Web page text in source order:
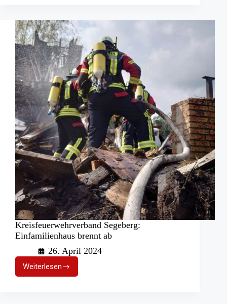
Kreisfeuerwehrverband Segeberg:
Einfamilienhaus brennt ab
26. April 2024
WeiterlesenKreisfeuerwehrverband
Segeberg: